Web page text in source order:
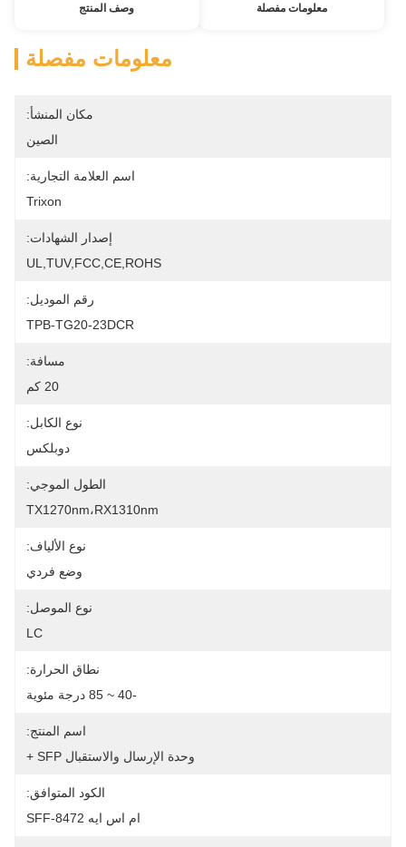
معلومات مفصلة وصف المنتج
معلومات مفصلة
مكان المنشأ:
الصين
اسم العلامة التجارية:
Trixon
إصدار الشهادات:
UL,TUV,FCC,CE,ROHS
رقم الموديل:
TPB-TG20-23DCR
مسافة:
20 كم
نوع الكابل:
دوبلكس
الطول الموجي:
TX1270nm،RX1310nm
نوع الألياف:
وضع فردي
نوع الموصل:
LC
نطاق الحرارة:
-40 ~ 85 درجة مئوية
اسم المنتج:
وحدة الإرسال والاستقبال SFP +
الكود المتوافق:
ام اس ايه SFF-8472